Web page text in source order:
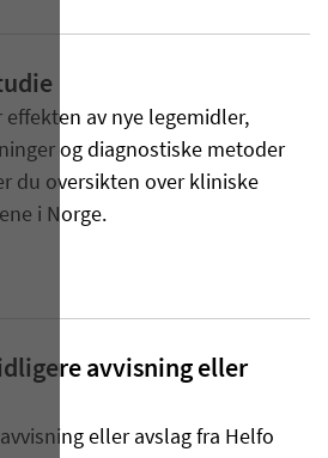
av nye legemidler,
og diagnostiske metoder
du oversikten over kliniske
i Norge.
avvisning eller
eller avslag fra Helfo